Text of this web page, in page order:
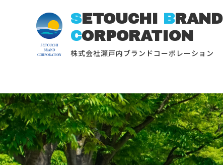
SETOUCHI BRAND
CORPORATION
株式会社瀬戸内ブランドコーポレーション